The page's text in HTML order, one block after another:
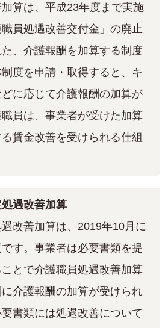
算は、平成23年度まで実施
員処遇改善交付金」の廃止
、介護報酬を加算する制度
度を申請・取得すると、キ
に応じて介護報酬の加算が
員は、事業者が受けた加算
賃金改善を受けられる仕組
処遇改善加算
改善加算は、2019年10月に
す。事業者は必要書類を提
とで介護職員処遇改善加算
介護報酬の加算が受けられ
書類には処遇改善について